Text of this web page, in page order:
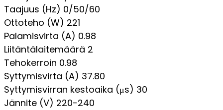
Taajuus (Hz) 0/50/60
Ottoteho (W) 221
Palamisvirta (A) 0.98
Liitäntälaitemäärä 2
Tehokerroin 0.98
Syttymisvirta (A) 37.80
Syttymisvirran kestoaika (μs) 30
Jännite (V) 220-240